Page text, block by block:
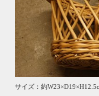
サイズ：約